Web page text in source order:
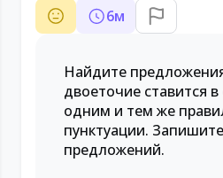
6м
Найдите
двоеточие ставится
одним и тем же
пунктуации.
предложений.